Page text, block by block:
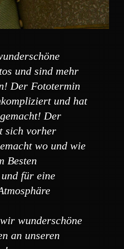
und sind mehr
Der Fototermin
und hat
Der
sich vorher
wo und wie
Besten
für eine
wunderschöne
an unseren